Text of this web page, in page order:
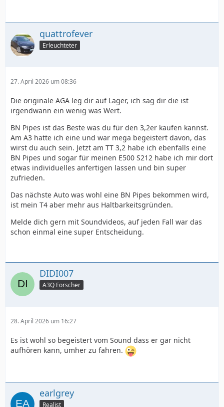
quattrofever
Erleuchteter
27. April 2026 um 08:36
Die originale AGA leg dir auf Lager, ich sag dir die ist
irgendwann ein wenig was Wert.
BN Pipes ist das Beste was du für den 3,2er kaufen kannst.
Am A3 hatte ich eine und war mega begeistert davon, das
wirst du auch sein. Jetzt am TT 3,2 habe ich ebenfalls eine
BN Pipes und sogar für meinen E500 S212 habe ich mir dort
etwas individuelles anfertigen lassen und bin super
zufrieden.
Das nächste Auto was wohl eine BN Pipes bekommen wird,
ist mein T4 aber mehr aus Haltbarkeitsgründen.
Melde dich gern mit Soundvideos, auf jeden Fall war das
schon einmal eine super Entscheidung.
DIDI007
A3Q Forscher
28. April 2026 um 16:27
Es ist wohl so begeistert vom Sound dass er gar nicht
aufhören kann, umher zu fahren.
earlgrey
Realist